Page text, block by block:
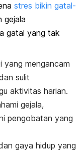
stres bikin gatal-
gejala
gatal yang tak
yang mengancam
sulit
aktivitas harian.
gejala,
pengobatan yang
gaya hidup yang